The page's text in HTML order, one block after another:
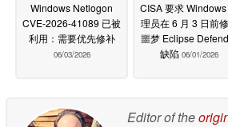
Windows Netlogon
CVE-2026-41089 已被
利用：需要优先修补
06/03/2026
CISA 要求
理员在 6 月 3 日前
噩梦 Eclipse
缺陷 06/01/2026
Editor of the